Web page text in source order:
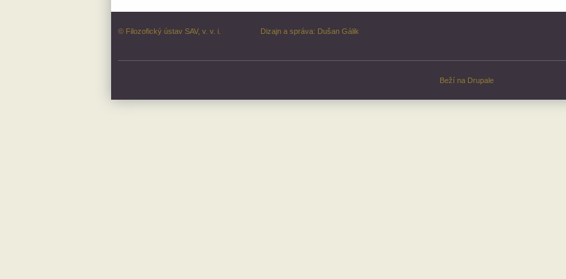
© Filozofický ústav SAV, v. v. i. Dizajn a správa: Dušan Gálik
Beží na Drupale